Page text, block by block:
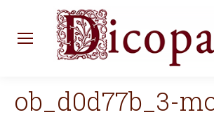
ob_d0d77b_3-